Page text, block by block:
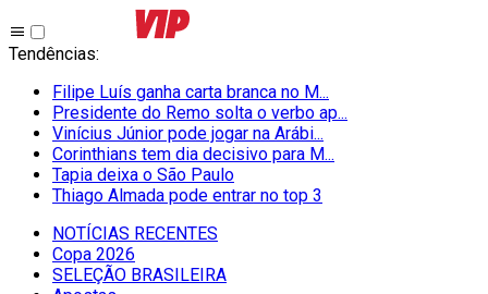
Tendências:
Filipe Luís ganha carta branca no M...
Presidente do Remo solta o verbo ap...
Vinícius Júnior pode jogar na Arábi...
Corinthians tem dia decisivo para M...
Tapia deixa o São Paulo
Thiago Almada pode entrar no top 3
NOTÍCIAS RECENTES
Copa 2026
SELEÇÃO BRASILEIRA